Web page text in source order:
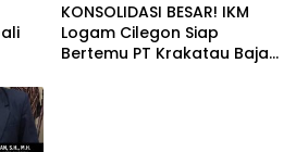
KONSOLIDASI BESAR! IKM
Logam Cilegon Siap
Bertemu PT Krakatau Baja